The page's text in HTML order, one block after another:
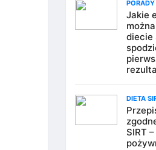
PORADY
Jakie
diecie
DIETA
SIRT